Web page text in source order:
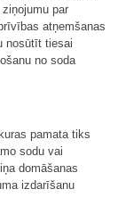
par
atņemšanas
nosūtīt tiesai
no soda
pamata tiks
sodu vai
domāšanas
izdarīšanu